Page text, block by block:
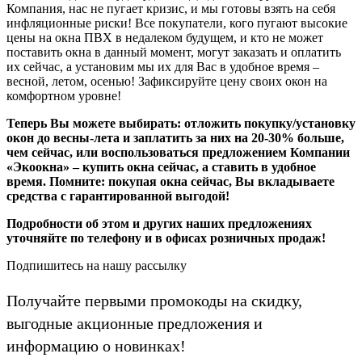
Компания, нас не пугает кризис, и мы готовы взять на себя
инфляционные риски! Все покупатели, кого пугают высокие
цены на окна ПВХ в недалеком будущем, и кто не может
поставить окна в данный момент, могут заказать и оплатить
их сейчас, а установим мы их для Вас в удобное время –
весной, летом, осенью! Зафиксируйте цену своих окон на
комфортном уровне!
Теперь Вы можете выбирать: отложить покупку/установку
окон до весны-лета и заплатить за них на 20-30% больше,
чем сейчас, или воспользоваться предложением Компании
«Экоокна» – купить окна сейчас, а ставить в удобное
время. Помните: покупая окна сейчас, Вы вкладываете
средства с гарантированной выгодой!
Подробности об этом и других наших предложениях
уточняйте по телефону и в офисах розничных продаж!
Подпишитесь на нашу рассылку
Получайте первыми промокоды на скидку,
выгодные акционные предложения и
информацию о новинках!